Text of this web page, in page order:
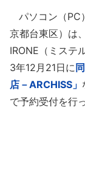
パソコン（PC
京都台東区）は
IRONE（ミステ
3年12月21日に
店－ARCHISS」
で予約受付を行